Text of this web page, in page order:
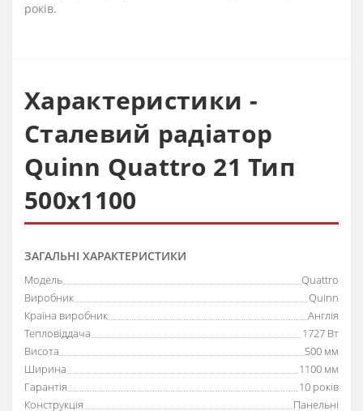
років.
Характеристики -
Сталевий радіатор
Quinn Quattro 21 Тип
500х1100
ЗАГАЛЬНІ ХАРАКТЕРИСТИКИ
Модель
Quattro
Виробник
Quinn
Країна виробник
Англія
Тепловіддача
1727 Вт
Висота
500 мм
Ширина
1100 мм
Гарантія
10 років
Конструкція
Панельні